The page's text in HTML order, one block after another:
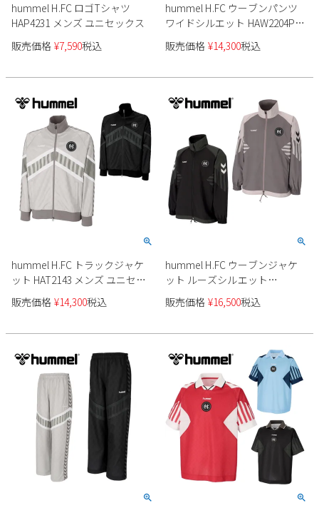
16
17 18 20 21
22
23
24 25 27 28
29
30
31
2026 年9月
日 木 金
土
1
5
7 8 10 11
12
13
14 17 18
21 22 25
28
新規会員登録
プライバシーポリシー
特定商取引法に基づく表示
お問い合わせ
hummel H.FC ロゴTシャツ
HAP4231 メンズ ユニセックス
販売価格 ¥7,590税込
hummel H.FC ウーブンパンツ
ワイドシルエット HAW2204Pメ
ンズ
販売価格 ¥14,300税込
hummel H.FC トラックジャケ
ット HAT2143 メンズ ユニセッ
クス
販売価格 ¥14,300税込
hummel H.FC ウーブンジャケ
ット ルーズシルエット
HAW2204 メンズ
販売価格 ¥16,500税込